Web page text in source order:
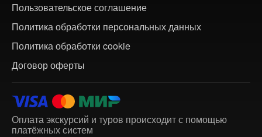
Пользовательское соглашение
Политика обработки персональных данных
Политика обработки cookie
Договор оферты
Оплата экскурсий и туров происходит с помощью
платёжных систем